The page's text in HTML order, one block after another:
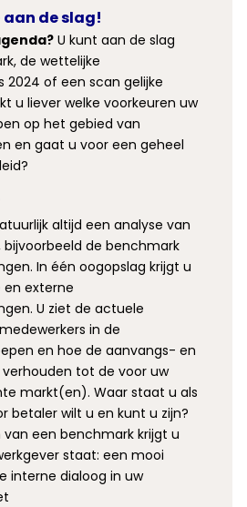
aan de slag!
U kunt aan de slag
de wettelijke
of een scan gelijke
u liever welke voorkeuren uw
op het gebied van
en gaat u voor een geheel
altijd een analyse van
de benchmark
In één oogopslag krijgt u
externe
U ziet de actuele
in de
en hoe de aanvangs- en
verhouden tot de voor uw
markt(en). Waar staat u als
betaler wilt u en kunt u zijn?
een benchmark krijgt u
staat: een mooi
interne dialoog in uw